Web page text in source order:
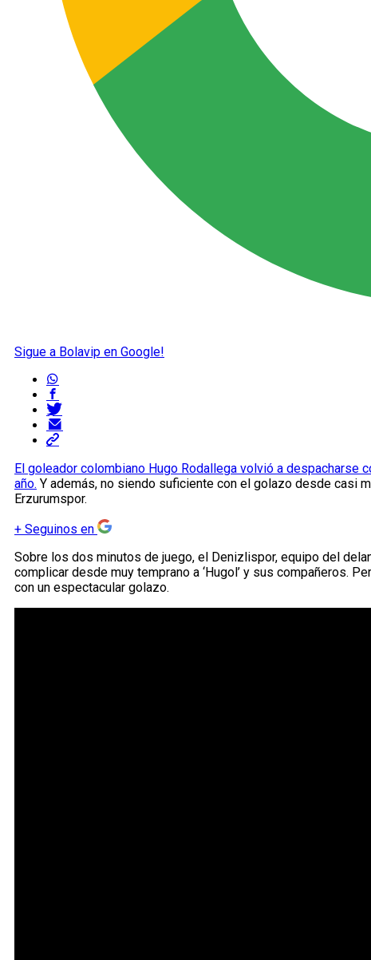
Sigue a Bolavip en Google!
El goleador colombiano Hugo Rodallega volvió a
año. Y además, no siendo suficiente con el golazo desde casi
Erzurumspor.
+ Seguinos en
Sobre los dos minutos de juego, el Denizlispor, equipo del
complicar desde muy temprano a ‘Hugol’ y sus compañeros.
con un espectacular golazo.